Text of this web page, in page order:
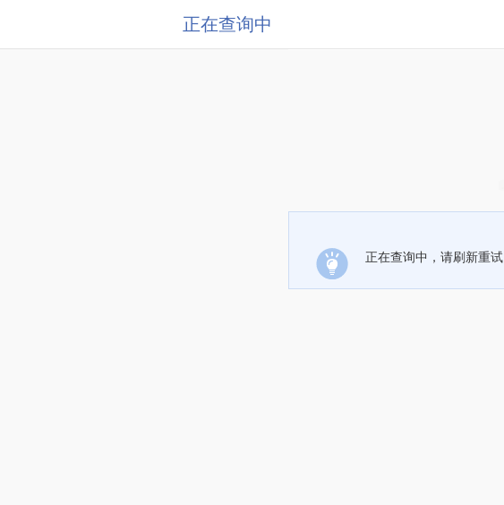
正在查询中
正在查询中，请刷新重试